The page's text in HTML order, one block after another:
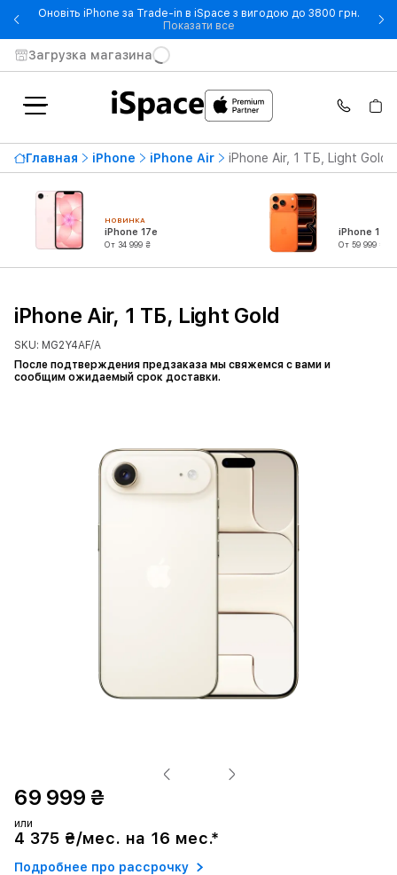
Оновіть iPhone за Trade-in в iSpace з вигодою до 3800 грн.
Показати все- Оновіть iPhone за Trade-in
Загрузка магазина
Главная iPhone iPhone Air iPhone Air, 1 ТБ, Light Gold
НОВИНКА
iPhone 17e
От 34 999 ₴
iPhone 17
От 59 999 ₴
iPhone Air, 1 ТБ, Light Gold
SKU: MG2Y4AF/A
После подтверждения предзаказа мы свяжемся с вами и
сообщим ожидаемый срок доставки.
69 999 ₴
или
4 375 ₴/мес. на 16 мес.*
Подробнее про рассрочку